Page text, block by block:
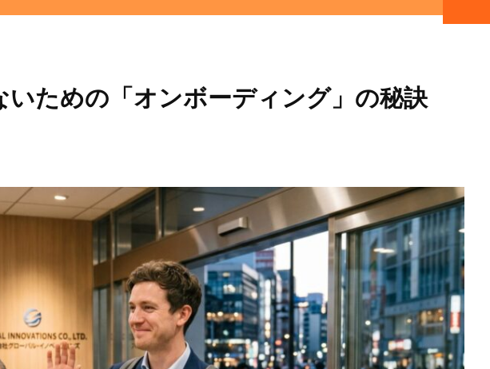
ための「オンボーディング」の秘訣